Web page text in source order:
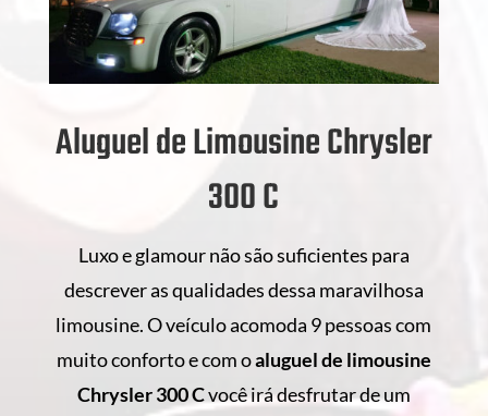
Aluguel de Limousine Chrysler
300 C
Luxo e glamour não são suficientes para
descrever as qualidades dessa maravilhosa
limousine. O veículo acomoda 9 pessoas com
muito conforto e com oaluguel de limousine
Chrysler 300 Cvocê irá desfrutar de um